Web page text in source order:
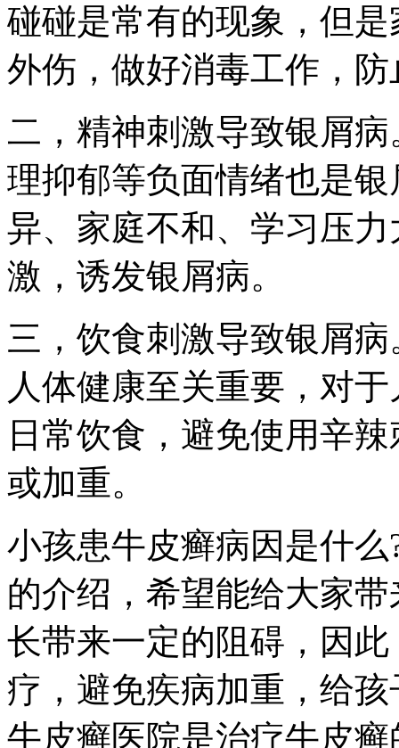
碰碰是常有的现象，但
外伤，做好消毒工作，
二，精神刺激导致银屑
理抑郁等负面情绪也是
异、家庭不和、学习压
激，诱发银屑病。
三，饮食刺激导致银屑
人体健康至关重要，对
日常饮食，避免使用辛
或加重。
小孩患牛皮癣病因是什
的介绍，希望能给大家
长带来一定的阻碍，因
疗，避免疾病加重，给
牛皮癣医院是治疗牛皮